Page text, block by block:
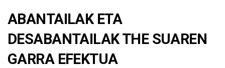
ABANTAILAK ETA
DESABANTAILAK THE SUAREN
GARRA EFEKTUA